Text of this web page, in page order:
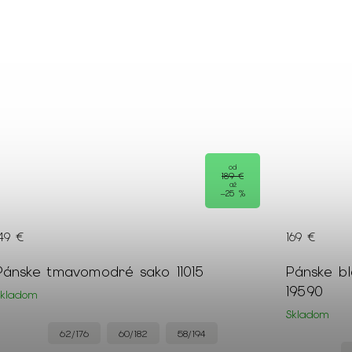
od
189 €
až
–25 %
tmavomodré sako 11015
€
62/176 60/182 58/194
Pánske
19590
Skladom
169 €